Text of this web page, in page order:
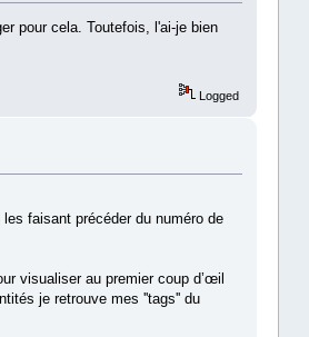
pour cela. Toutefois, l'ai-je bien
Logged
faisant précéder du numéro de
visualiser au premier coup d’œil
je retrouve mes ''tags'' du